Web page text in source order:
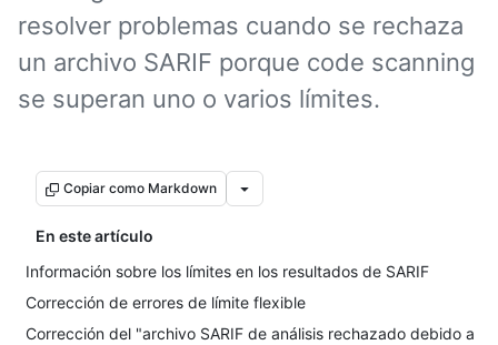
resolver problemas cuando se rechaza
un archivo SARIF porque code scanning
se superan uno o varios límites.
Copiar como Markdown
En este artículo
Información sobre los límites en los resultados de SARIF
Corrección de errores de límite flexible
Corrección del "archivo SARIF de análisis rechazado debido a